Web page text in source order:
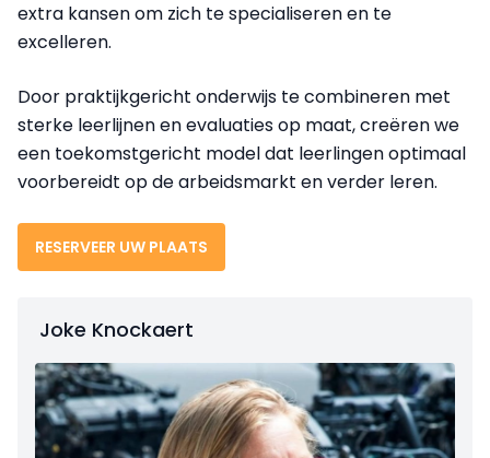
extra kansen om zich te specialiseren en te
excelleren.
Door praktijkgericht onderwijs te combineren met
sterke leerlijnen en evaluaties op maat, creëren we
een toekomstgericht model dat leerlingen optimaal
voorbereidt op de arbeidsmarkt en verder leren.
RESERVEER UW PLAATS
Joke Knockaert